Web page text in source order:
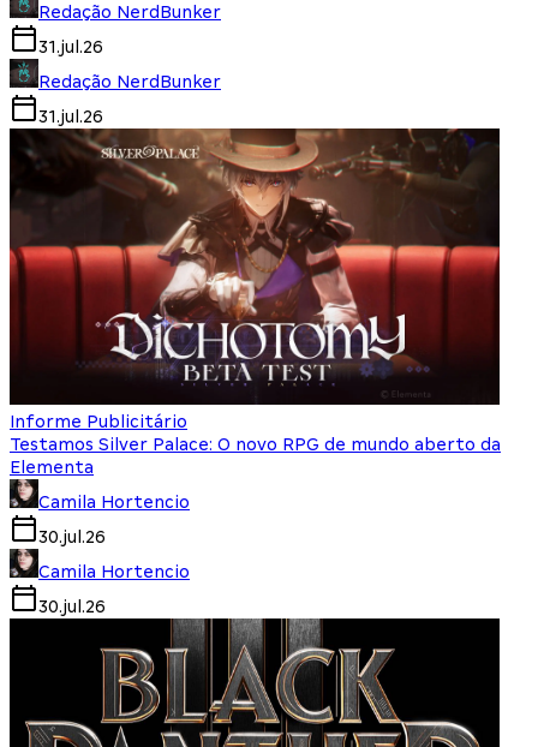
Redação NerdBunker
31.jul.26
Redação NerdBunker
31.jul.26
Informe Publicitário
Testamos Silver Palace: O novo RPG de mundo aberto da
Elementa
Camila Hortencio
30.jul.26
Camila Hortencio
30.jul.26